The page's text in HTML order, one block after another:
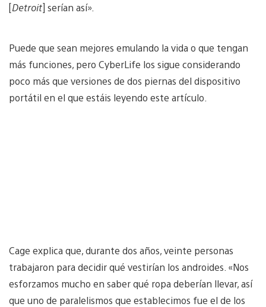
[Detroit] serían así».
Puede que sean mejores emulando la vida o que tengan
más funciones, pero CyberLife los sigue considerando
poco más que versiones de dos piernas del dispositivo
portátil en el que estáis leyendo este artículo.
Cage explica que, durante dos años, veinte personas
trabajaron para decidir qué vestirían los androides. «Nos
esforzamos mucho en saber qué ropa deberían llevar, así
que uno de paralelismos que establecimos fue el de los